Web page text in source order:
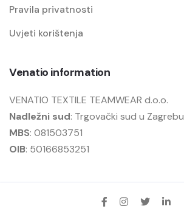
Pravila privatnosti
Uvjeti korištenja
Venatio information
VENATIO TEXTILE TEAMWEAR d.o.o.
Nadležni sud: Trgovački sud u Zagrebu
MBS: 081503751
OIB: 50166853251